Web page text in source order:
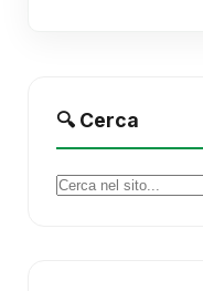
🔍 Cerca
Cerca: